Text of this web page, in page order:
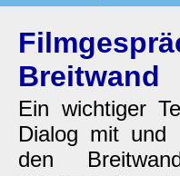
Breitwand
Ein wichtiger
Dialog mit und
den